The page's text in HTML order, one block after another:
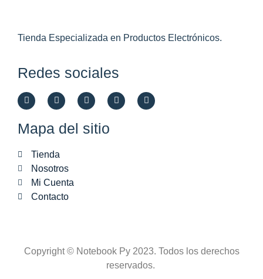
Tienda Especializada en Productos Electrónicos.
Redes sociales
Mapa del sitio
Tienda
Nosotros
Mi Cuenta
Contacto
Copyright © Notebook Py 2023. Todos los derechos
reservados.